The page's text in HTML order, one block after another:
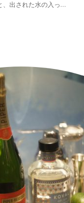
出された水の入っ…